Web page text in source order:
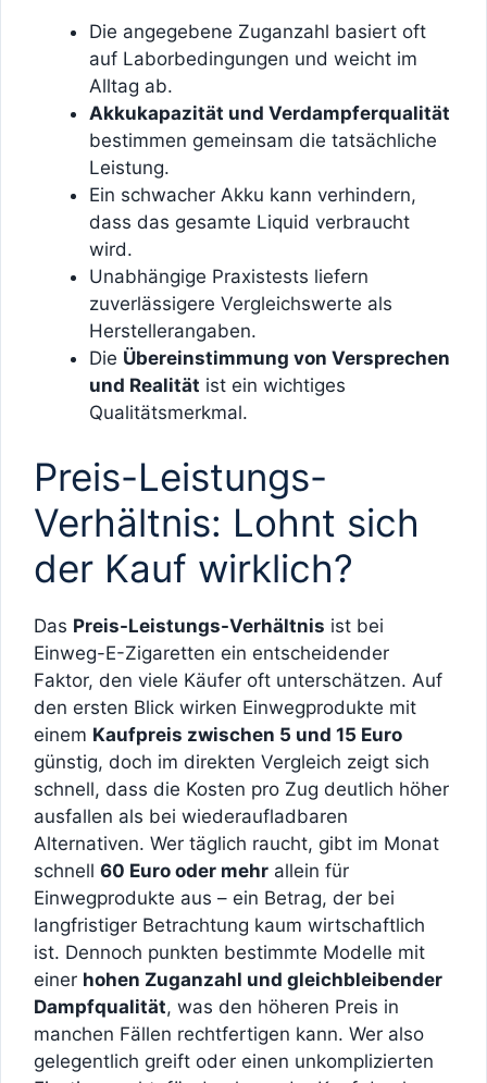
Die angegebene Zuganzahl basiert oft
auf Laborbedingungen und weicht im
Alltag ab.
Akkukapazität und Verdampferqualität
bestimmen gemeinsam die tatsächliche
Leistung.
Ein schwacher Akku kann verhindern,
dass das gesamte Liquid verbraucht
wird.
Unabhängige Praxistests liefern
zuverlässigere Vergleichswerte als
Herstellerangaben.
Die Übereinstimmung von Versprechen
und Realität ist ein wichtiges
Qualitätsmerkmal.
Preis-Leistungs-
Verhältnis: Lohnt sich
der Kauf wirklich?
Das Preis-Leistungs-Verhältnis ist bei
Einweg-E-Zigaretten ein entscheidender
Faktor, den viele Käufer oft unterschätzen. Auf
den ersten Blick wirken Einwegprodukte mit
einem Kaufpreis zwischen 5 und 15 Euro
günstig, doch im direkten Vergleich zeigt sich
schnell, dass die Kosten pro Zug deutlich höher
ausfallen als bei wiederaufladbaren
Alternativen. Wer täglich raucht, gibt im Monat
schnell 60 Euro oder mehr allein für
Einwegprodukte aus – ein Betrag, der bei
langfristiger Betrachtung kaum wirtschaftlich
ist. Dennoch punkten bestimmte Modelle mit
einer hohen Zuganzahl und gleichbleibender
Dampfqualität, was den höheren Preis in
manchen Fällen rechtfertigen kann. Wer also
gelegentlich greift oder einen unkomplizierten